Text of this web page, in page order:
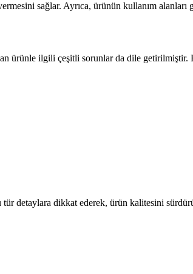
sağlar. Ayrıca, ürünün kullanım
ürünle ilgili çeşitli sorunlar da dile getirilmiştir.
detaylara dikkat ederek, ürün kalitesini